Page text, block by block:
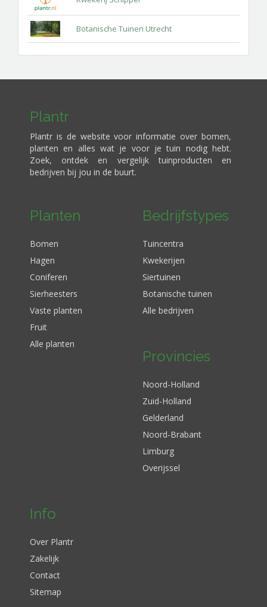
Botanische Tuinen Utrecht
Plantr
Plantr is de website voor informatie over bomen,
planten en alles wat je voor je tuin nodig hebt.
Zoek, ontdek en vergelijk tuinproducten en
bedrijven bij jou in de buurt.
Planten
Bomen
Hagen
Coniferen
Sierheesters
Vaste planten
Fruit
Alle planten
Bedrijfstypes
Tuincentra
Kwekerijen
Siertuinen
Botanische tuinen
Alle bedrijven
Provincies
Noord-Holland
Zuid-Holland
Gelderland
Noord-Brabant
Limburg
Overijssel
Info
Over Plantr
Zakelijk
Contact
Sitemap